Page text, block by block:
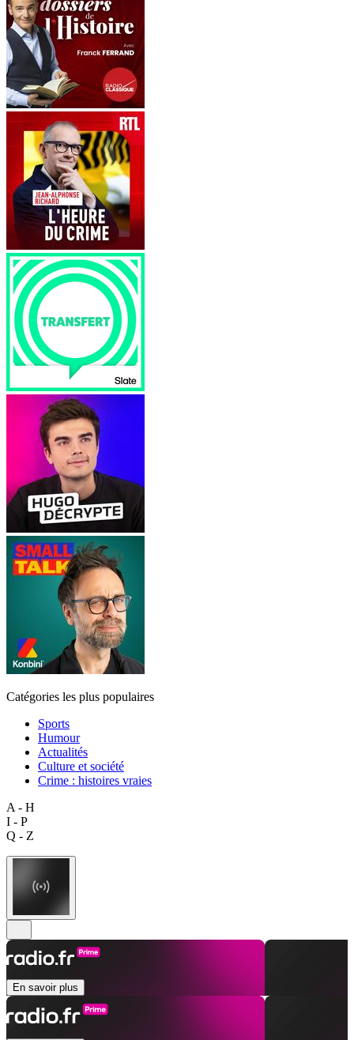
Catégories les plus populaires
Sports
Humour
Actualités
Culture et société
Crime : histoires vraies
A - H
I - P
Q - Z
En savoir plus